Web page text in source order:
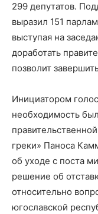
299 депутатов.
выразил 151
выступая на
доработать
позволит
Инициатором
необходимость
греки» Паноса
об уходе с поста
решение об
относительно
югославской